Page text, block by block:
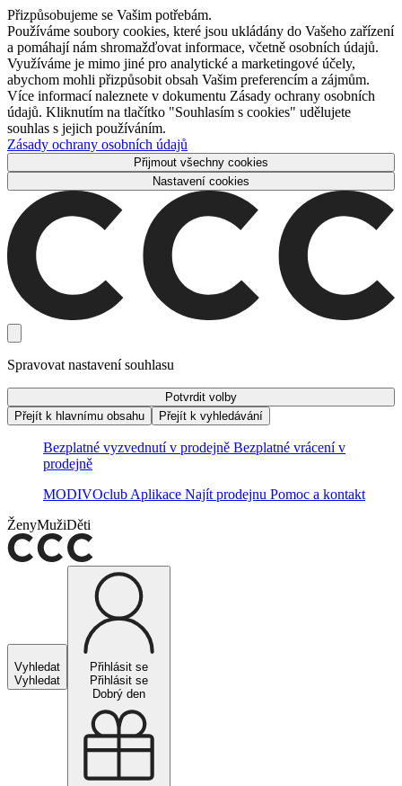
Přizpůsobujeme se Vašim potřebám.
Používáme soubory cookies, které jsou ukládány do Vašeho zařízení
a pomáhají nám shromažďovat informace, včetně osobních údajů.
Využíváme je mimo jiné pro analytické a marketingové účely,
abychom mohli přizpůsobit obsah Vašim preferencím a zájmům.
Více informací naleznete v dokumentu Zásady ochrany osobních
údajů. Kliknutím na tlačítko "Souhlasím s cookies" udělujete
souhlas s jejich používáním.
Zásady ochrany osobních údajů
Přijmout všechny cookies
Nastavení cookies
Spravovat nastavení souhlasu
Potvrdit volby
Přejít k hlavnímu obsahu
Přejít k vyhledávání
Bezplatné vyzvednutí v prodejně Bezplatné vrácení v
prodejně
MODIVOclub Aplikace Najít prodejnu Pomoc a kontakt
ŽenyMužiDěti
Vyhledat
Vyhledat
Přihlásit se
Přihlásit se
Dobrý den